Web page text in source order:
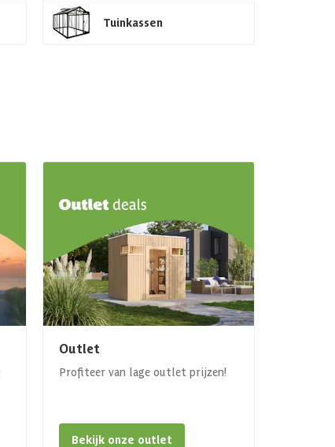
Tuinkassen
Outlet
Profiteer van lage outlet prijzen!
Bekijk onze outlet